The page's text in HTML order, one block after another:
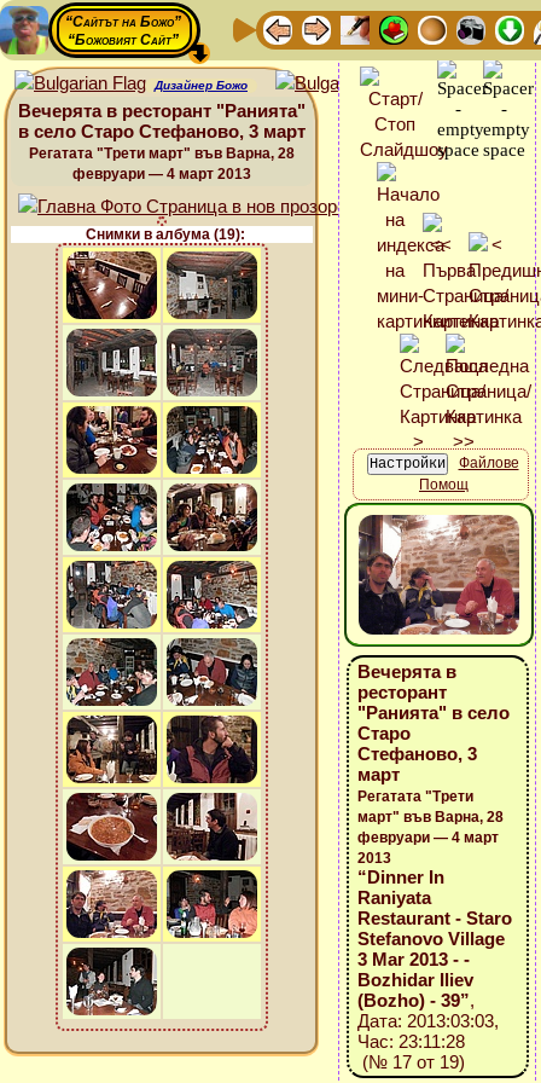
“Сайтът на Божо”
“Божовият Сайт”
Дизайнер Божо
Вечерята в ресторант "Ранията"
в село Старо Стефаново, 3 март
Регатата "Трети март" във Варна, 28
февруари — 4 март 2013
Снимки в албума (19):
Файлове
Помощ
Вечерята в
ресторант
"Ранията" в село
Старо
Стефаново, 3
март
Регатата "Трети
март" във Варна, 28
февруари — 4 март
2013
“Dinner In
Raniyata
Restaurant - Staro
Stefanovo Village
3 Mar 2013 - -
Bozhidar Iliev
(Bozho) - 39”,
Дата: 2013:03:03,
Час: 23:11:28
(№ 17 от 19)